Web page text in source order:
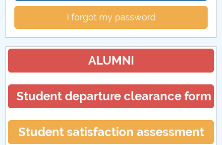
I forgot my password
ALUMNI
Student departure clearance form
Student satisfaction assessment